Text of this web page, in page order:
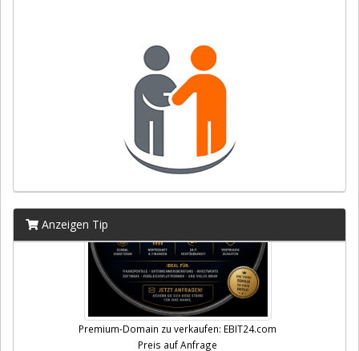
Anzeigen Tip
Premium-Domain zu verkaufen: EBIT24.com
Preis auf Anfrage